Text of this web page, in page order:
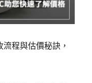
程與估價秘訣，